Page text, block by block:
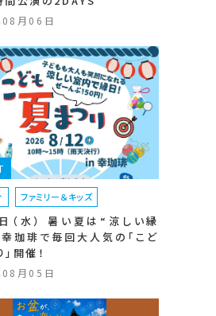
月06日
ファミリー＆キッズ
（水） 暑い夏は“涼しい縁
幸珈琲で毎回大人気の「こど
開催！
月05日